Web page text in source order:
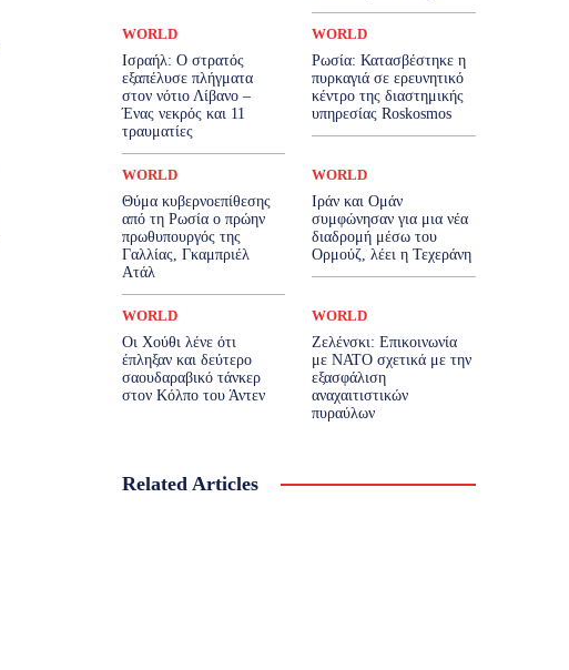
WORLD
Ισραήλ: Ο στρατός
εξαπέλυσε πλήγματα
στον νότιο Λίβανο –
Ένας νεκρός και 11
τραυματίες
WORLD
Ρωσία: Κατασβέστηκε η
πυρκαγιά σε ερευνητικό
κέντρο της διαστημικής
υπηρεσίας Roskosmos
WORLD
Θύμα κυβερνοεπίθεσης
από τη Ρωσία ο πρώην
πρωθυπουργός της
Γαλλίας, Γκαμπριέλ
Ατάλ
WORLD
Ιράν και Ομάν
συμφώνησαν για μια νέα
διαδρομή μέσω του
Ορμούζ, λέει η Τεχεράνη
WORLD
Οι Χούθι λένε ότι
έπληξαν και δεύτερο
σαουδαραβικό τάνκερ
στον Κόλπο του Άντεν
WORLD
Ζελένσκι: Επικοινωνία
με ΝΑΤΟ σχετικά με την
εξασφάλιση
αναχαιτιστικών
πυραύλων
Related Articles